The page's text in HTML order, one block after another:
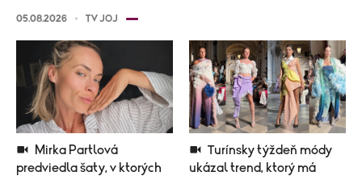
05.08.2026 TV JOJ
predviedla šaty, v ktorých
ukázal trend, ktorý má